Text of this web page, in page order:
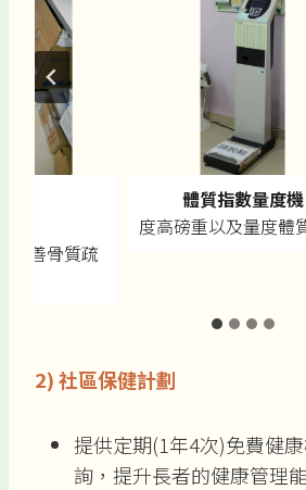
改善骨質疏
體質指數量度機
度高磅重以及量度體
2)社區保健計劃
提供定期(1年4次)免費健
詢，提升長者的健康管理